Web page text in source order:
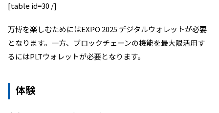
[table id=30 /]
万博を楽しむためにはEXPO 2025 デジタルウォレットが必要
となります。一方、ブロックチェーンの機能を最大限活用す
るにはPLTウォレットが必要となります。
体験